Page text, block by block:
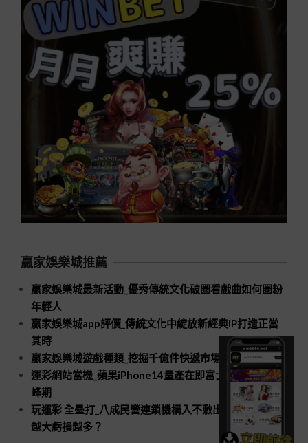
贏家娛樂城推薦
贏家娛樂城最新活動_優秀傳統文化破圈看戲曲如何圈粉
年輕人
贏家娛樂城app評價_傳統文化中綻放新經典IP打造正當
其時
贏家娛樂城遊戲種類_挖掘千億件快遞市場新空間
運彩網站當機_蘋果iPhone14量產在即富士康招工進入高
峰期
玩運彩 全壘打_八成民營連鎖機構入不敷出口腔醫療規模
越大虧損越多？